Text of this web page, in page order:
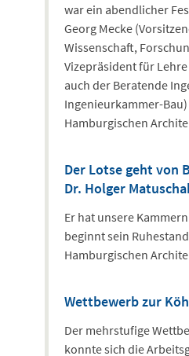
war ein abendlicher
Georg Mecke
Wissenschaft,
Vizepräsident für
auch der Beratende
Ingenieurkammer-
Hamburgischen
Der Lotse geht von
Dr. Holger
Er hat unsere
beginnt sein
Hamburgischen
Wettbewerb zur
Der mehrstufige
konnte sich die